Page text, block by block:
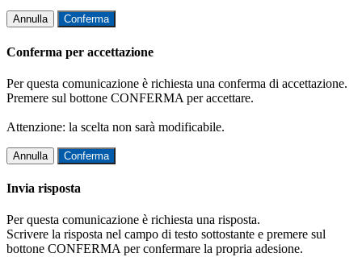
Annulla Conferma
Conferma per accettazione
Per questa comunicazione è richiesta una conferma di accettazione.
Premere sul bottone CONFERMA per accettare.
Attenzione: la scelta non sarà modificabile.
Annulla Conferma
Invia risposta
Per questa comunicazione è richiesta una risposta.
Scrivere la risposta nel campo di testo sottostante e premere sul
bottone CONFERMA per confermare la propria adesione.